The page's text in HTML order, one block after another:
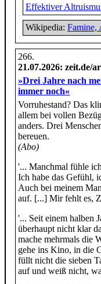
Effektiver
Wikipedia: Famine,
21.07.2026: zeit.de/
»Drei Jahre nach
immer noch«
Vorruhestand? Das
allem bei vollen
anders. Drei
bereuen.
(Abo)
'... Manchmal fühle
Ich habe das Gefühl,
Auch bei meinem
auf. [...] Mir fehlt es,
'... Seit einem halben
überhaupt nicht klar
mache mehrmals die
gehe ins Kino, in die
füllt nicht die sieben
auf und weiß nicht,